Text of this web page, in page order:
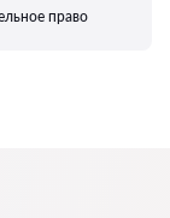
право